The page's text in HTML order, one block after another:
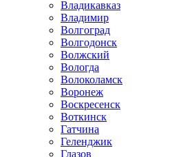
Владикавказ
Владимир
Волгоград
Волгодонск
Волжский
Вологда
Волоколамск
Воронеж
Воскресенск
Воткинск
Гатчина
Геленджик
Глазов